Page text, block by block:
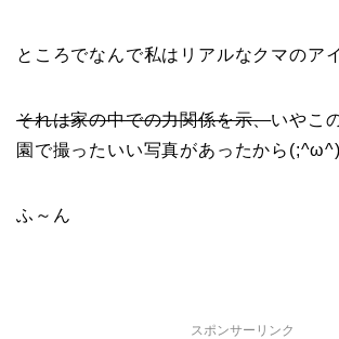
ところでなんで私はリアルなクマのア
それは家の中での力関係を示、いやこ
園で撮ったいい写真があったから(;^ω^)
ふ～ん
スポンサーリンク